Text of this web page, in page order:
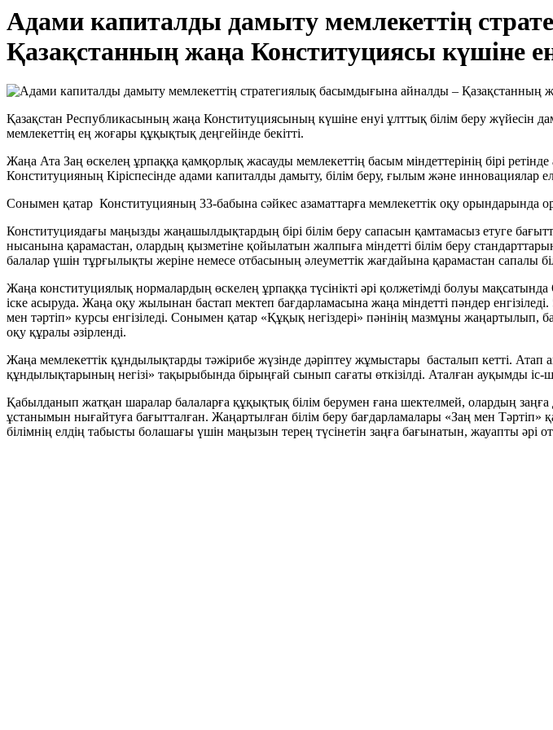
Адами капиталды дамыту мемлекеттің
Қазақстанның жаңа Конституциясы күшіне
Қазақстан Республикасының жаңа Конституциясының күшіне енуі ұлттық білім беру жүйесін
мемлекеттің ең жоғары құқықтық деңгейінде бекітті.
Жаңа Ата Заң өскелең ұрпаққа қамқорлық жасауды мемлекеттің басым міндеттерінің бірі
Конституцияның Кіріспесінде адами капиталды дамыту, білім беру, ғылым және инновациялар
Сонымен қатар Конституцияның 33-бабына сәйкес азаматтарға мемлекеттік оқу орындарында
Конституциядағы маңызды жаңашылдықтардың бірі білім беру сапасын қамтамасыз етуге
нысанына қарамастан, олардың қызметіне қойылатын жалпыға міндетті білім беру
балалар үшін тұрғылықты жеріне немесе отбасының әлеуметтік жағдайына қарамастан сапалы
Жаңа конституциялық нормалардың өскелең ұрпаққа түсінікті әрі қолжетімді болуы
іске асыруда. Жаңа оқу жылынан бастап мектеп бағдарламасына жаңа міндетті пәндер
мен тәртіп» курсы енгізіледі. Сонымен қатар «Құқық негіздері» пәнінің мазмұны
оқу құралы әзірленді.
Жаңа мемлекеттік құндылықтарды тәжірибе жүзінде дәріптеу жұмыстары басталып кетті. Атап
құндылықтарының негізі» тақырыбында бірыңғай сынып сағаты өткізілді. Аталған ауқымды
Қабылданып жатқан шаралар балаларға құқықтық білім берумен ғана шектелмей, олардың
ұстанымын нығайтуға бағытталған. Жаңартылған білім беру бағдарламалары «Заң мен
білімнің елдің табысты болашағы үшін маңызын терең түсінетін заңға бағынатын, жауапты әрі